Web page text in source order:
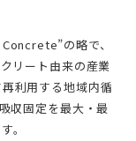
の略で、
リート由来の産業
利用する地域内循
収固定を最大・最
。